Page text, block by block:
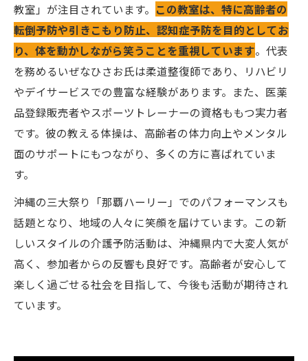
教室」が注目されています。 この教室は、特に高齢者の
転倒予防や引きこもり防止、認知症予防を目的としてお
り、体を動かしながら笑うことを重視しています。代表
を務めるいぜなひさお氏は柔道整復師であり、リハビリ
やデイサービスでの豊富な経験があります。また、医薬
品登録販売者やスポーツトレーナーの資格ももつ実力者
です。彼の教える体操は、高齢者の体力向上やメンタル
面のサポートにもつながり、多くの方に喜ばれていま
す。
沖縄の三大祭り「那覇ハーリー」でのパフォーマンスも
話題となり、地域の人々に笑顔を届けています。この新
しいスタイルの介護予防活動は、沖縄県内で大変人気が
高く、参加者からの反響も良好です。高齢者が安心して
楽しく過ごせる社会を目指して、今後も活動が期待され
ています。